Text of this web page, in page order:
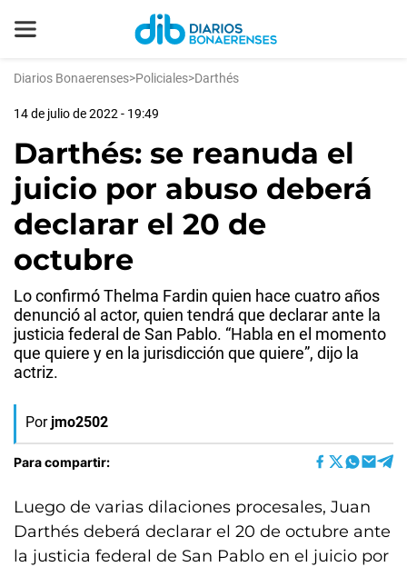
Diarios Bonaerenses>Policiales>Darthés
14 de julio de 2022 - 19:49
Darthés: se reanuda el
juicio por abuso deberá
declarar el 20 de
octubre
Lo confirmó Thelma Fardin quien hace cuatro años
denunció al actor, quien tendrá que declarar ante la
justicia federal de San Pablo. “Habla en el momento
que quiere y en la jurisdicción que quiere”, dijo la
actriz.
Por jmo2502
Para compartir:
Luego de varias dilaciones procesales, Juan
Darthés deberá declarar el 20 de octubre ante
la justicia federal de San Pablo en el juicio por